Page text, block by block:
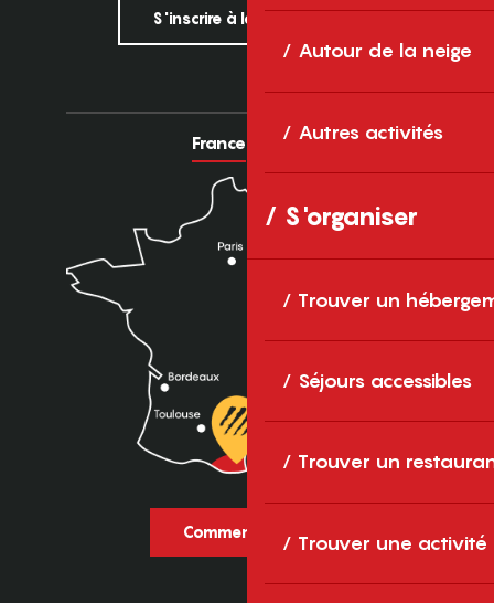
Autour de la neige
Autres activités
S'organiser
Trouver un
Séjours accessibles
Trouver un
Trouver une activité
S'inscrire à la newsletter
France Europe
Comment venir ?